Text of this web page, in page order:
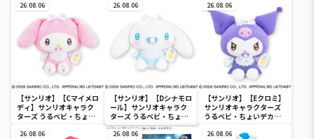
ぐるみ～カビゴン～
26.08.06
【サンリオ】【Cマイメロ
ディ】サンリオキャラク
ターズ うるベビ・ちょい
26.08.06
【サンリオ】【Dシナモロ
ール】サンリオキャラク
ターズ うるベビ・ちょい
デカドール
26.08.06
【サンリオ】【Eクロミ】
サンリオキャラクターズ
うるベビ・ちょいデカド
26.08.06 26.08.06 26.08.06